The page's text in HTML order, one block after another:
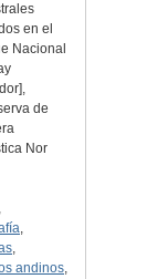
en el
Nacional
de
Nor
,
,
,
andinos,